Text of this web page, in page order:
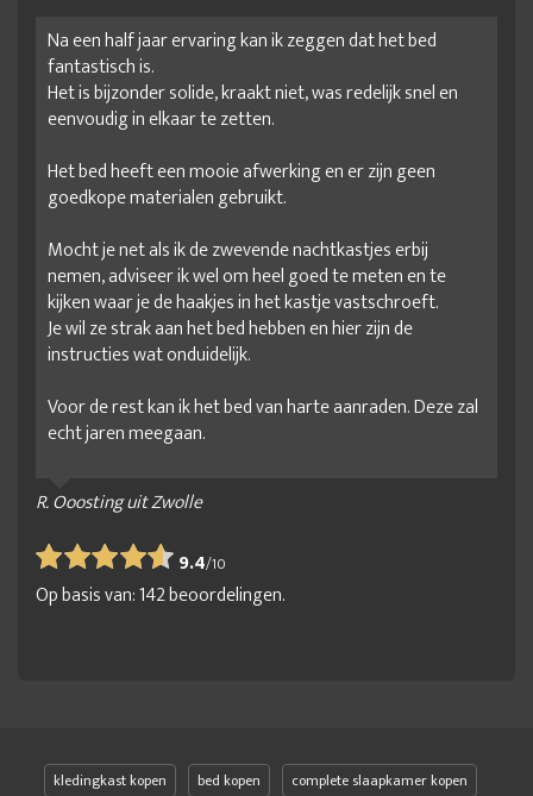
Na een half jaar ervaring kan ik zeggen dat het bed
fantastisch is.
Het is bijzonder solide, kraakt niet, was redelijk snel en
eenvoudig in elkaar te zetten.
Het bed heeft een mooie afwerking en er zijn geen
goedkope materialen gebruikt.
Mocht je net als ik de zwevende nachtkastjes erbij
nemen, adviseer ik wel om heel goed te meten en te
kijken waar je de haakjes in het kastje vastschroeft.
Je wil ze strak aan het bed hebben en hier zijn de
instructies wat onduidelijk.
Voor de rest kan ik het bed van harte aanraden. Deze zal
echt jaren meegaan.
R. Ooosting uit Zwolle
9.4/10
Op basis van:142beoordelingen.
kledingkast kopen bed kopen complete slaapkamer kopen